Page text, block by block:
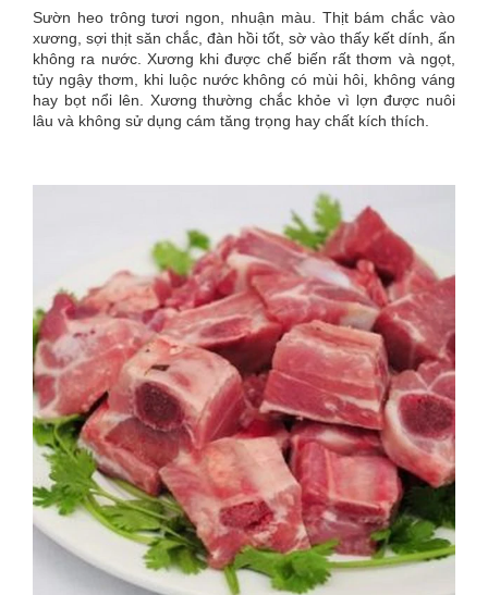
Sườn heo trông tươi ngon, nhuận màu. Thịt bám chắc vào
xương, sợi thịt săn chắc, đàn hồi tốt, sờ vào thấy kết dính, ấn
không ra nước. Xương khi được chế biến rất thơm và ngọt,
tủy ngậy thơm, khi luộc nước không có mùi hôi, không váng
hay bọt nổi lên. Xương thường chắc khỏe vì lợn được nuôi
lâu và không sử dụng cám tăng trọng hay chất kích thích.